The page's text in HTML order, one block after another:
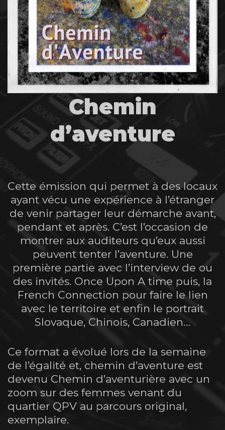
Chemin
d’aventure
Cette émission qui permet à des locaux
ayant vécu une expérience à l’étranger
de venir partager leur démarche avant,
pendant et après. C’est l’occasion de
montrer aux auditeurs qu’eux aussi
peuvent tenter l’aventure. Une
première partie avec l’interview de ou
des invités. Once Upon A time puis, la
French Connection pour faire le lien
avec le territoire et enfin le portrait
Slovaque, Chinois, Canadien…
Ce format a évolué lors de la semaine
de l’égalité et, chemin d’aventure est
devenu Chemin d’aventurière avec un
zoom sur des femmes venant du
quartier QPV au parcours original,
exemplaire.